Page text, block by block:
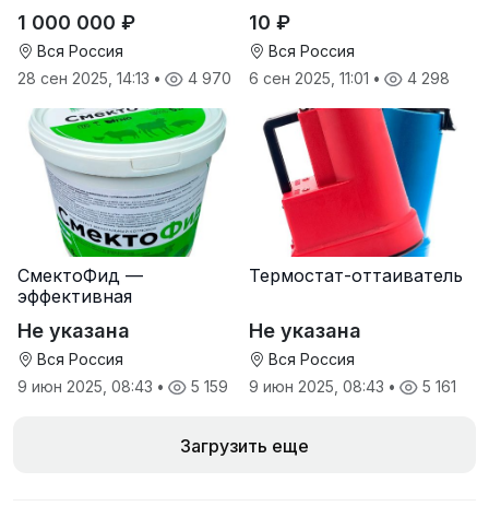
1 000 000 ₽
Вся Россия
28 сен 2025, 14:13 • 4 970
10 ₽
Вся Россия
6 сен 2025, 11:01 • 4 298
СмектоФид —
эффективная
антидиарейная
кормовая добавка для
телят
Не указана
Вся Россия
9 июн 2025, 08:43 • 5 159
Термостат-оттаиватель
Не указана
Вся Россия
9 июн 2025, 08:43 • 5 161
Загрузить еще